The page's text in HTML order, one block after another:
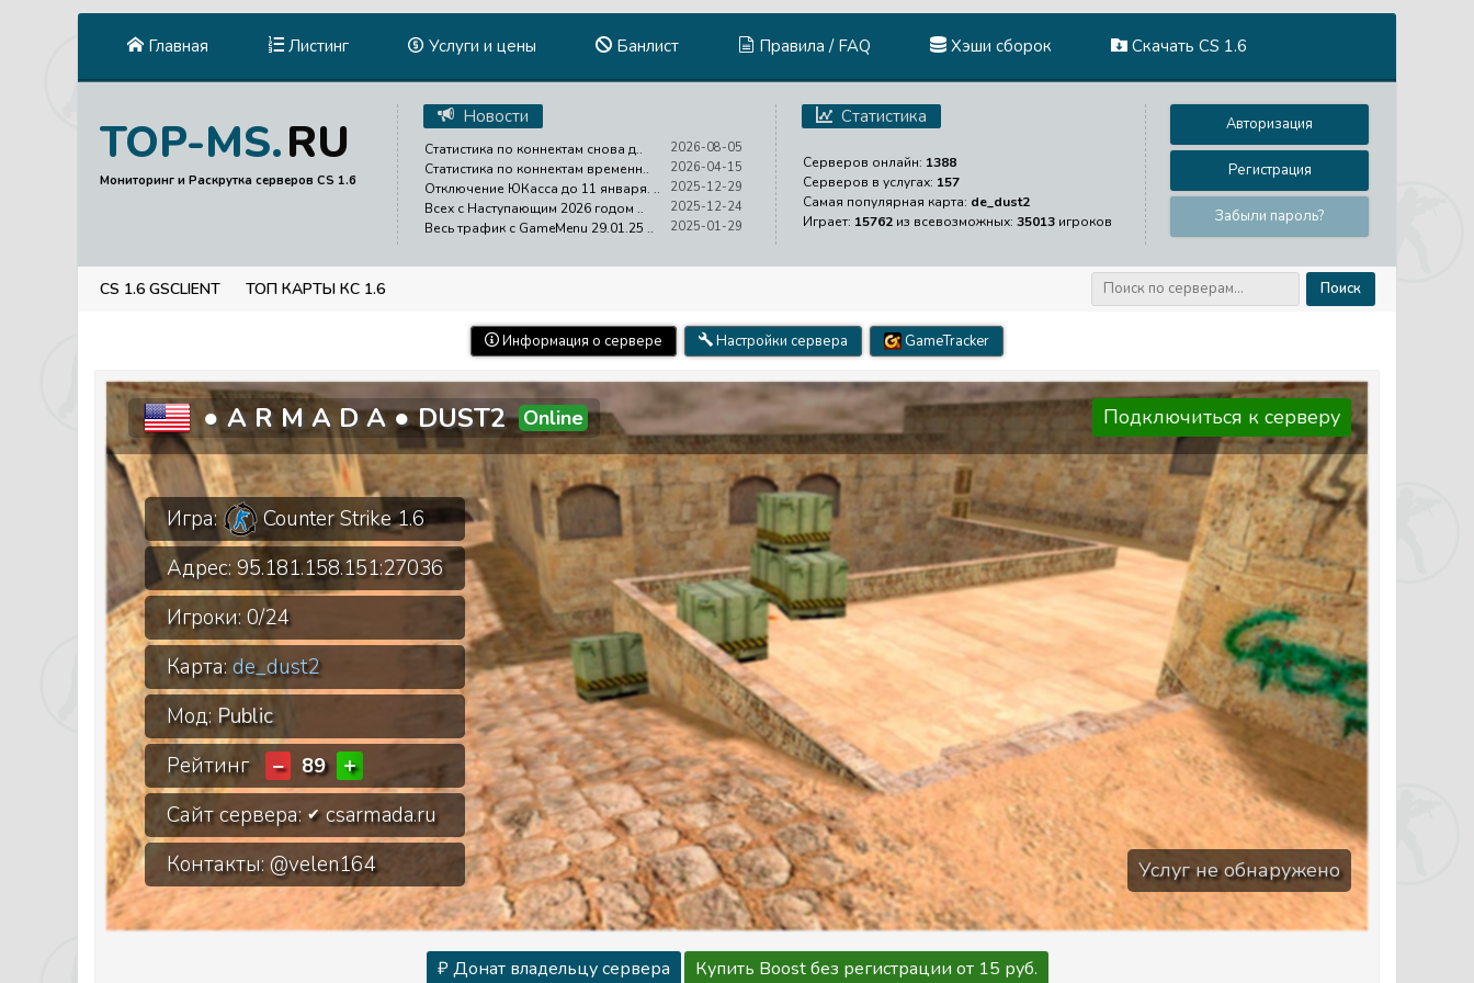
Главная Листинг Услуги и цены Банлист Правила / FAQ Хэши сборок Скачать CS 1.6
TOP-MS.RU
Мониторинг и Раскрутка серверов CS 1.6
Новости
2026-08-05
Статистика по коннектам снова д..
2026-04-15
Статистика по коннектам временн..
2025-12-29
Отключение ЮКасса до 11 января. ..
2025-12-24
Всех с Наступающим 2026 годом ..
2025-01-29
Весь трафик с GameMenu 29.01.25 ..
Статистика
Серверов онлайн: 1388
Серверов в услугах: 157
Самая популярная карта: de_dust2
Играет: 15762 из всевозможных: 35013 игроков
Авторизация
Регистрация
Забыли пароль?
CS 1.6 GSCLIENT ТОП КАРТЫ КС 1.6 Поиск
Информация о сервере Настройки сервера GameTracker
● A R M A D A ● DUST2 Online Подключиться к серверу
Игра:
Counter Strike 1.6
Адрес: 95.181.158.151:27036
Игроки: 0/24
Карта: de_dust2
Мод:Public
Рейтинг
− 89
+
Сайт сервера: ✔csarmada.ru
Контакты: @velen164
Услуг не обнаружено
₽ Донат владельцу сервера Купить Boost без регистрации от 15 руб.